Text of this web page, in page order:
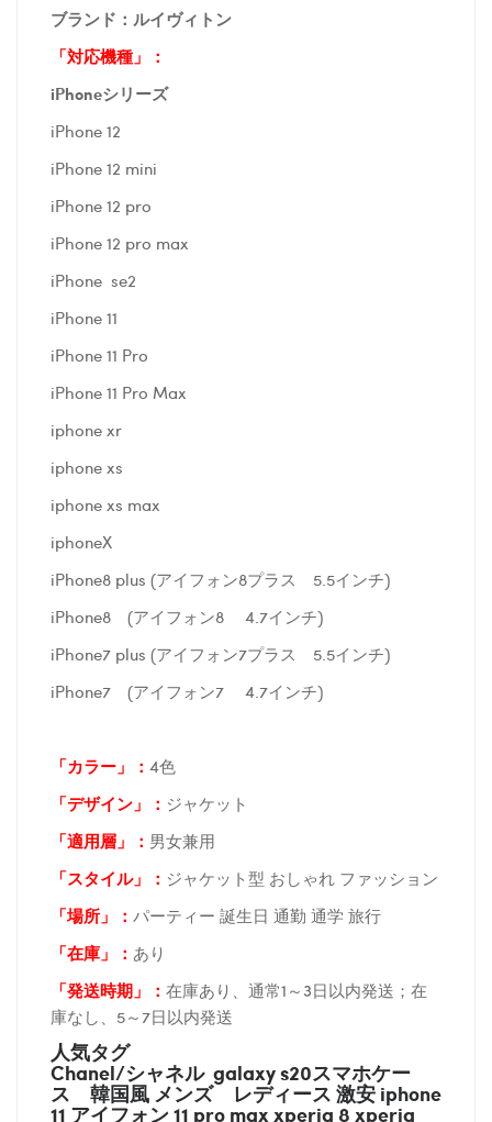
ブランド：ルイヴィトン
「対応機種」：
iPhoneシリーズ
iPhone 12
iPhone 12 mini
iPhone 12 pro
iPhone 12 pro max
iPhone se2
iPhone 11
iPhone 11 Pro
iPhone 11 Pro Max
iphone xr
iphone xs
iphone xs max
iphoneX
iPhone8 plus (アイフォン8プラス 5.5インチ)
iPhone8 (アイフォン8 4.7インチ)
iPhone7 plus (アイフォン7プラス 5.5インチ)
iPhone7 (アイフォン7 4.7インチ)
「カラー」： 4色
「デザイン」
： ジャケット
「適用層」： 男女兼用
「スタイル」： ジャケット型 おしゃれ ファッション
「場所 」： パーティー 誕生日 通勤 通学 旅行
「在庫 」： あり
「発送時期 」： 在庫あり、通常1～3日以内発送；在
庫なし、5～7日以内発送
人気タグ
Chanel/シャネル galaxy s20スマホケー
ス 韓国風 メンズ レディース 激安 iphone
11 アイフォン 11 pro max xperia 8 xperia